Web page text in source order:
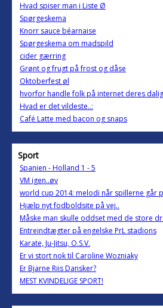
Hvad spiser man i Liste Ø
Spørgeskema
Knorr sauce béarnaise
Spørgeskema om madspild
cider gærring
Grønt og frugt på frost og dåse
Oktoberfest øl
hvorfor handle folk på internet deres
Hvad er det vildeste..:
Café Latte med bacon og snaps
Sport
Spanien - Holland 1 - 5
VM igen..øv
world cup 2014: melodi når spillerne går
Hjælp nyt fodboldsite på vej..
Måske man skulle oddset med de store
Entreindtægter på engelske PrL stadions
Karate, Ju-Jitsu, O.S.V.
Er vi stort nok til Caroline Wozniaky
Er Bjarne Riis Dansker?
MEST KVINDELIGE SPORT!